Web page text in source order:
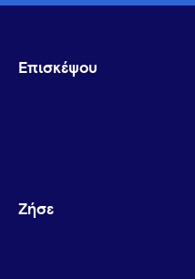
Επισκέψου
Ζήσε